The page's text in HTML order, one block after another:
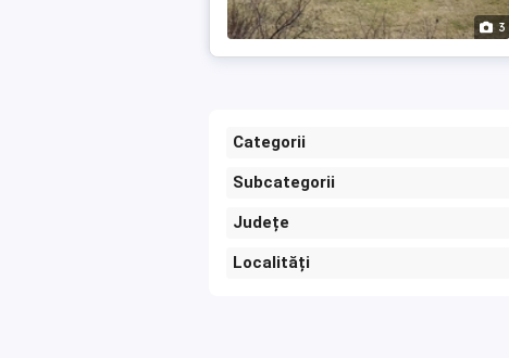
3
Categorii
Subcategorii
Județe
Localități